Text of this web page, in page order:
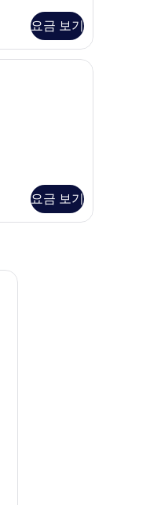
요금 보기
102) | 무료 WiFi, 침대 시트
요금 보기